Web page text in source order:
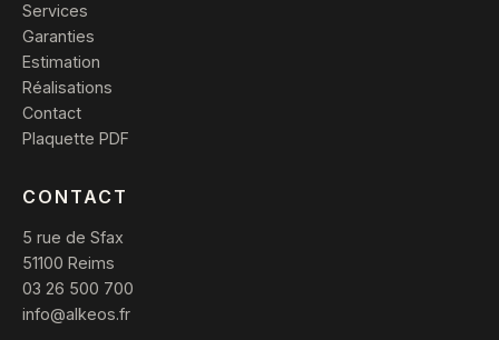
Services
Garanties
Estimation
Réalisations
Contact
Plaquette PDF
CONTACT
5 rue de Sfax
51100 Reims
03 26 500 700
info@alkeos.fr